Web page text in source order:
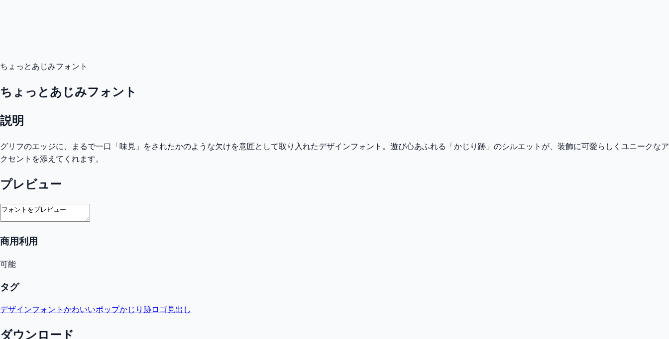
ちょっとあじみフォント
ちょっとあじみフォント
説明
グリフのエッジに、まるで一口「味見」をされたかのような欠けを意匠として取り入れたデザインフォント。遊び心あふれる「かじり跡」のシルエットが、装飾に可愛らしくユニークなア
クセントを添えてくれます。
プレビュー
商用利用
可能
タグ
デザインフォント かわいいポップかじり跡ロゴ見出し
ダウンロード